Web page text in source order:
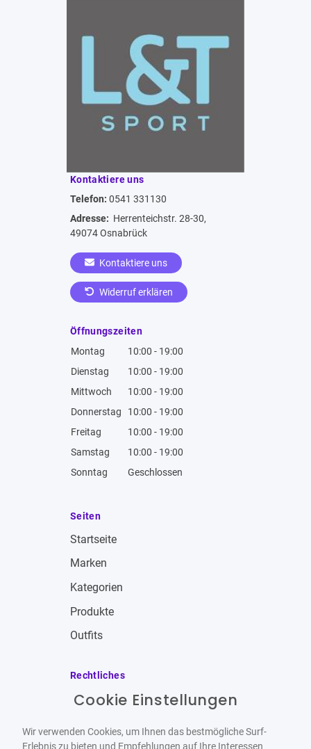
Kontaktiere uns
Telefon: 0541 331130
Adresse: Herrenteichstr. 28-30,
49074 Osnabrück
Kontaktiere uns
Widerruf erklären
Öffnungszeiten
Montag
10:00 - 19:00
Dienstag
10:00 - 19:00
Mittwoch
10:00 - 19:00
Donnerstag
10:00 - 19:00
Freitag
10:00 - 19:00
Samstag
10:00 - 19:00
Sonntag
Geschlossen
Seiten
Startseite
Marken
Kategorien
Produkte
Outfits
Rechtliches
Impressum
Cookie Einstellungen
Wir verwenden Cookies, um Ihnen das bestmögliche Surf-
Erlebnis zu bieten und Empfehlungen auf Ihre Interessen